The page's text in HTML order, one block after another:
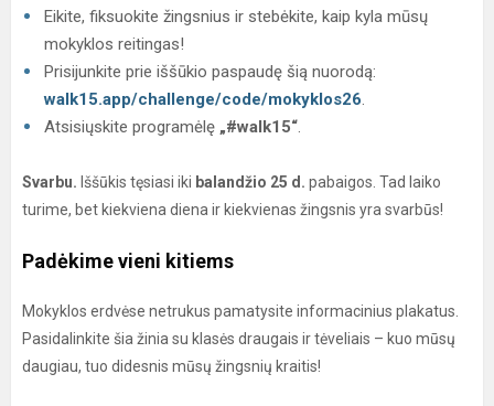
Eikite, fiksuokite žingsnius ir stebėkite, kaip kyla mūsų
mokyklos reitingas!
Prisijunkite prie iššūkio paspaudę šią nuorodą:
walk15.app/challenge/code/mokyklos26.
Atsisiųskite programėlę „#walk15“.
Svarbu. Iššūkis tęsiasi iki balandžio 25 d. pabaigos. Tad laiko
turime, bet kiekviena diena ir kiekvienas žingsnis yra svarbūs!
Padėkime vieni kitiems
Mokyklos erdvėse netrukus pamatysite informacinius plakatus.
Pasidalinkite šia žinia su klasės draugais ir tėveliais – kuo mūsų
daugiau, tuo didesnis mūsų žingsnių kraitis!